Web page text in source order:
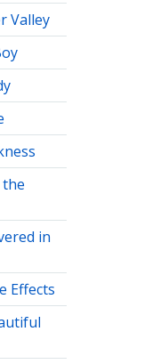
Valley
in
Effects